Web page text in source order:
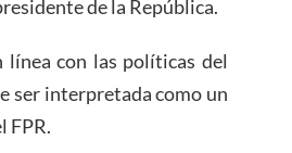
de la República.
línea con las políticas del
ser interpretada como un
FPR.